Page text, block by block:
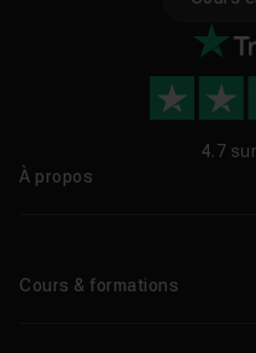
4.7 sur
À propos
Cours & formations